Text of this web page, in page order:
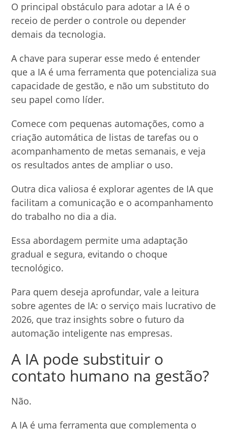
O principal obstáculo para adotar a IA é o
receio de perder o controle ou depender
demais da tecnologia.
A chave para superar esse medo é entender
que a IA é uma ferramenta que potencializa sua
capacidade de gestão, e não um substituto do
seu papel como líder.
Comece com pequenas automações, como a
criação automática de listas de tarefas ou o
acompanhamento de metas semanais, e veja
os resultados antes de ampliar o uso.
Outra dica valiosa é explorar agentes de IA que
facilitam a comunicação e o acompanhamento
do trabalho no dia a dia.
Essa abordagem permite uma adaptação
gradual e segura, evitando o choque
tecnológico.
Para quem deseja aprofundar, vale a leitura
sobre agentes de IA: o serviço mais lucrativo de
2026, que traz insights sobre o futuro da
automação inteligente nas empresas.
A IA pode substituir o
contato humano na gestão?
Não.
A IA é uma ferramenta que complementa o